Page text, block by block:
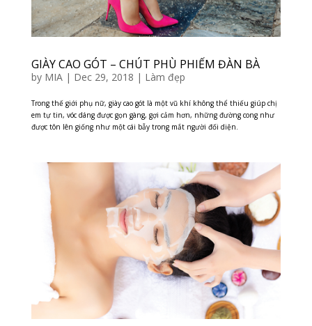
GIÀY CAO GÓT – CHÚT PHÙ PHIẾM ĐÀN BÀ
by MIA| Dec 29, 2018 | Làm đẹp
Trong thế giới phụ nữ, giày cao gót là một vũ khí không thể thiếu giúp chị
em tự tin, vóc dáng được gọn gàng, gợi cảm hơn, những đường cong như
được tôn lên giống như một cái bẫy trong mắt người đối diện.